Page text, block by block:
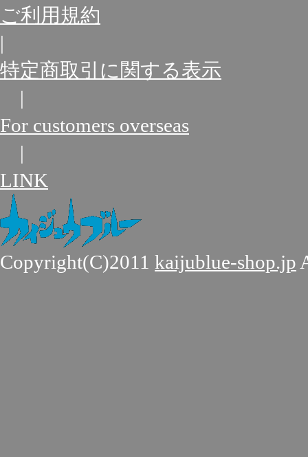
ご利用規約
|
特定商取引に関する表示
|
For customers overseas
|
LINK
Copyright(C)2011 kaijublue-shop.jp